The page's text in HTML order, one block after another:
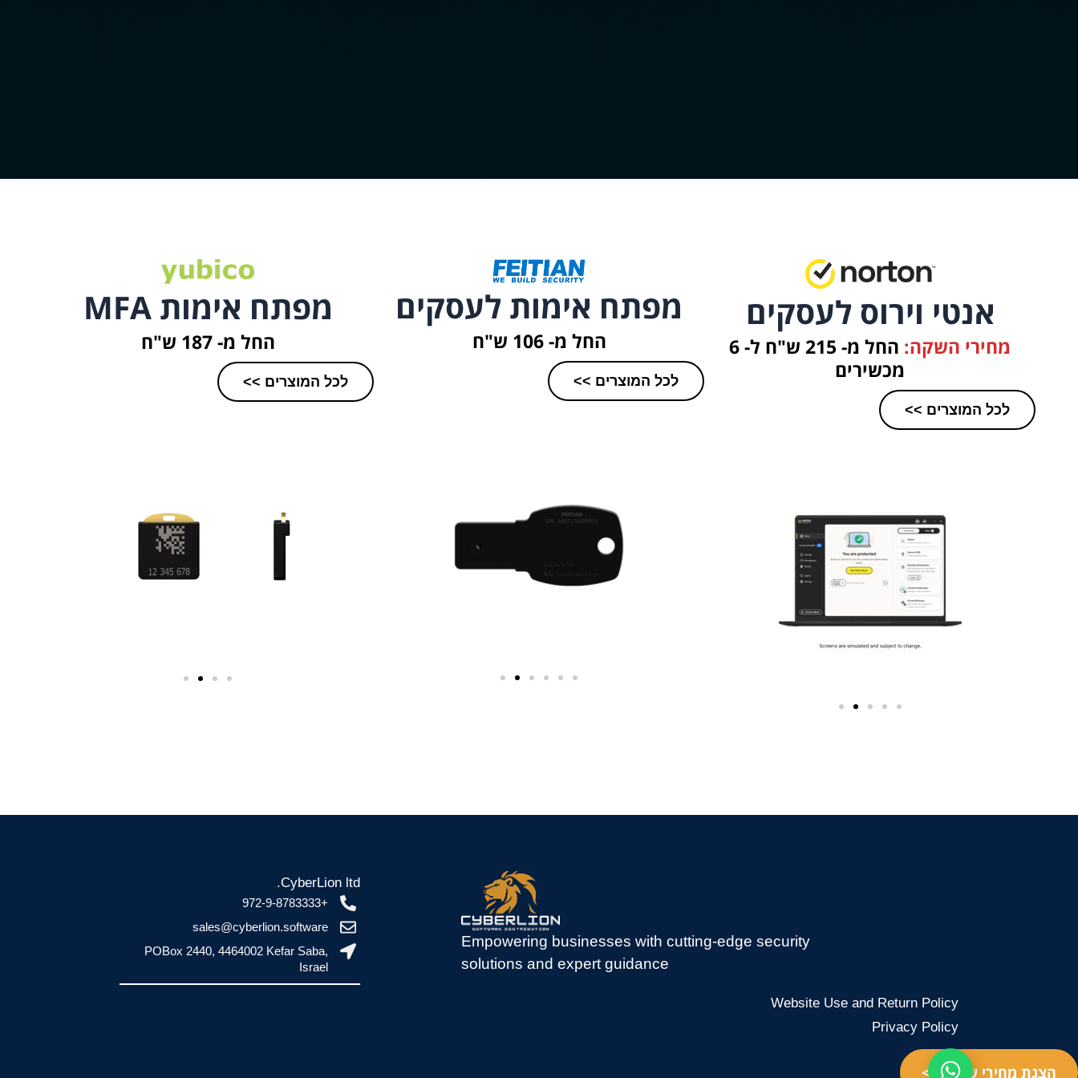
הצגת מחירי שותף >>
אנטי וירוס לעסקים
מחירי השקה:
החל מ- 215 ש"ח ל- 6
מכשירים
לכל המוצרים >>
מפתח אימות לעסקים
החל מ- 106 ש"ח
לכל המוצרים >>
מפתח אימות MFA
החל מ- 187 ש"ח
לכל המוצרים >>
Empowering businesses with cutting-edge security
solutions and expert guidance
Website Use and Return Policy
Privacy Policy
CyberLion ltd.
+972-9-8783333
sales@cyberlion.software
POBox 2440, 4464002 Kefar Saba,
Israel
לכל שאלה >>